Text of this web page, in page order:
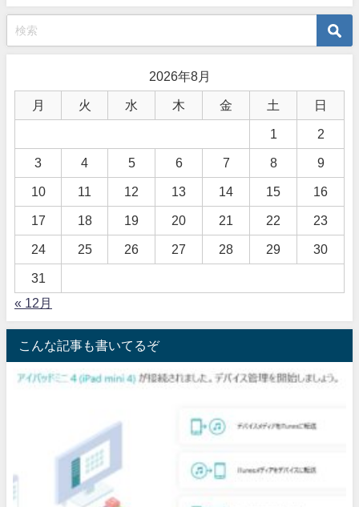
2026年8月
月 火 水 木 金 土 日
1 2
3 4 5 6 7 8 9
10 11 12 13 14 15 16
17 18 19 20 21 22 23
24 25 26 27 28 29 30
31
« 12月
こんな記事も書いてるぞ